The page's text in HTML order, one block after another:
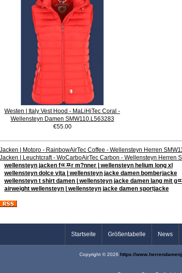
Westen | Italy Vest Hood - MaLiHiTec Coral -
Wellensteyn Damen SMW110.L563283
€55.00
Jacken | Motoro - RainbowAirTec Coffee - Wellensteyn Herren
Jacken | Leuchtcraft - WoCarboAirTec Carbon - Wellensteyn Herren
wellensteyn jacken fﾨﾹr m?nner | wellensteyn helium long xl
wellensteyn dolce vita | wellensteyn jacke damen bomberjacke
wellensteyn t shirt damen | wellensteyn jacke damen lang mit
airweight wellensteyn | wellensteyn jacke damen sportjacke
Startseite Größentabelle News
Copyright © 2026 https://